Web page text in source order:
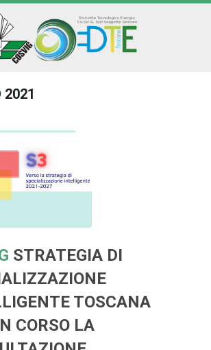
2021
STRATEGIA DI
TOSCANA
CORSO LA